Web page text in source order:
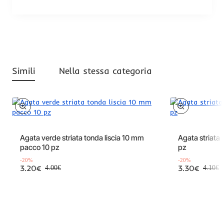
Simili Nella stessa categoria
Agata verde striata tonda liscia 10 mm
pacco 10 pz
-20%
3.20€ 4.00€
Agata striata
pz
-20%
3.30€ 4.10€